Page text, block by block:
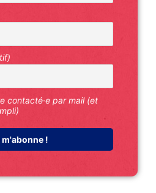
contacté·e par mail (et